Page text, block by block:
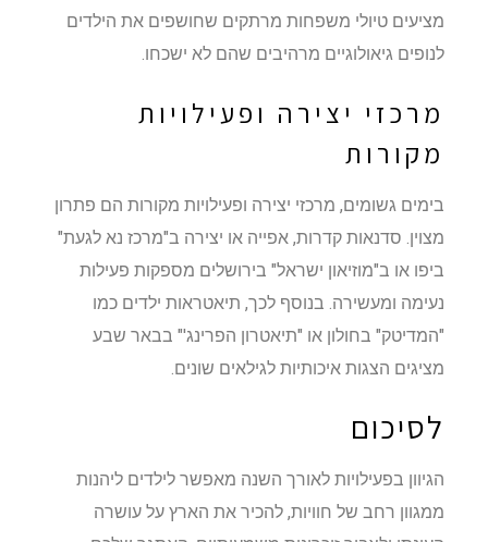
מציעים טיולי משפחות מרתקים שחושפים את הילדים
לנופים גיאולוגיים מרהיבים שהם לא ישכחו.
מרכזי יצירה ופעילויות
מקורות
בימים גשומים, מרכזי יצירה ופעילויות מקורות הם פתרון
מצוין. סדנאות קדרות, אפייה או יצירה ב"מרכז נא לגעת"
ביפו או ב"מוזיאון ישראל" בירושלים מספקות פעילות
נעימה ומעשירה. בנוסף לכך, תיאטראות ילדים כמו
"המדיטק" בחולון או "תיאטרון הפרינג'" בבאר שבע
מציגים הצגות איכותיות לגילאים שונים.
לסיכום
הגיוון בפעילויות לאורך השנה מאפשר לילדים ליהנות
ממגוון רחב של חוויות, להכיר את הארץ על עושרה